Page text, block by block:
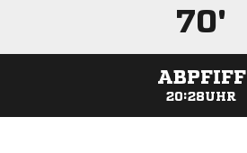
70'
ABPFIFF
20:28UHR